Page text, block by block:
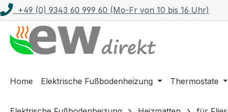
Hauptinhalt springen
Zur Suche springen
Zur Hauptnavigation springen
+49 (0) 9343 60 999 60 (Mo-Fr von 10 bis 16 Uhr)
Home Elektrische Fußbodenheizung Thermostate